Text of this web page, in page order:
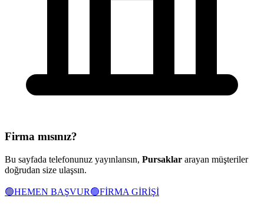
Firma mısınız?
Bu sayfada telefonunuz yayınlansın, Pursaklar arayan müşteriler
doğrudan size ulaşsın.
🟢HEMEN BAŞVUR🟢FİRMA GİRİŞİ